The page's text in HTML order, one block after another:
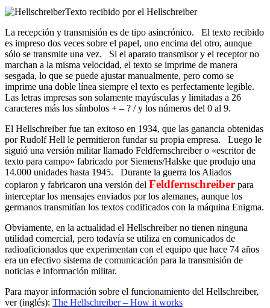
Texto recibido por el Hellschreiber
La recepción y transmisión es de tipo asincrónico. El texto recibido
es impreso dos veces sobre el papel, uno encima del otro, aunque
sólo se transmite una vez. Si el aparato transmisor y el receptor no
marchan a la misma velocidad, el texto se imprime de manera
sesgada, lo que se puede ajustar manualmente, pero como se
imprime una doble línea siempre el texto es perfectamente legible.
Las letras impresas son solamente mayúsculas y limitadas a 26
caracteres más los símbolos + – ? / y los números del 0 al 9.
El Hellschreiber fue tan exitoso en 1934, que las ganancia obtenidas
por Rudolf Hell le permitieron fundar su propia empresa. Luego le
siguió una versión militar llamado Feldfernschreiber o «escritor de
texto para campo» fabricado por Siemens/Halske que produjo una
14.000 unidades hasta 1945. Durante la guerra los Aliados
copiaron y fabricaron una versión del Feldfernschreiber para
interceptar los mensajes enviados por los alemanes, aunque los
germanos transmitían los textos codificados con la máquina Enigma.
Obviamente, en la actualidad el Hellschreiber no tienen ninguna
utilidad comercial, pero todavía se utiliza en comunicados de
radioaficionados que experimentan con el equipo que hace 74 años
era un efectivo sistema de comunicación para la transmisión de
noticias e información militar.
Para mayor información sobre el funcionamiento del Hellschreiber,
ver (inglés): The Hellschreiber – How it works